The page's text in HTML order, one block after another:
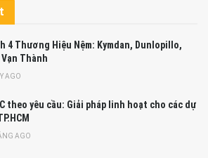
4 Thương Hiệu Nệm: Kymdan, Dunlopillo,
Vạn Thành
AGO
theo yêu cầu: Giải pháp linh hoạt cho các dự
AGO